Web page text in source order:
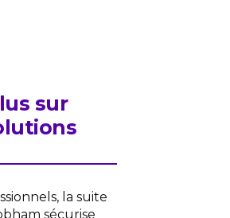
sur
la suite
sécurise